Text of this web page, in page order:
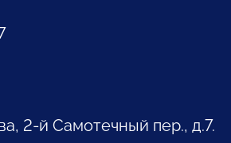
2-й Самотечный пер., д.7.